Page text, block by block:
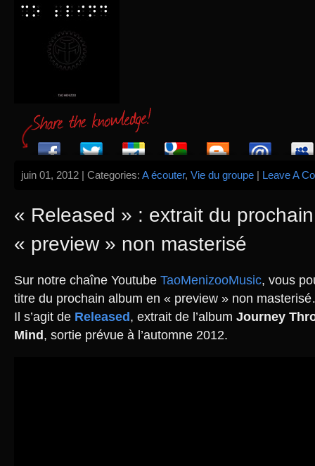
juin 01, 2012 | Categories: A écouter, Vie du groupe Leave A
« Released » : extrait du
« preview » non masterisé
Sur notre chaîne Youtube TaoMenizooMusic, vous
titre du prochain album en « preview » non
Il s’agit de Released, extrait de l’album Journey
Mind, sortie prévue à l’automne 2012.